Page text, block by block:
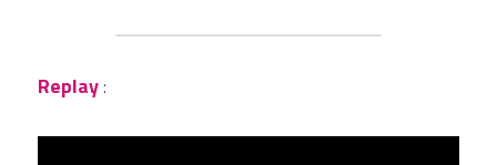
Replay :